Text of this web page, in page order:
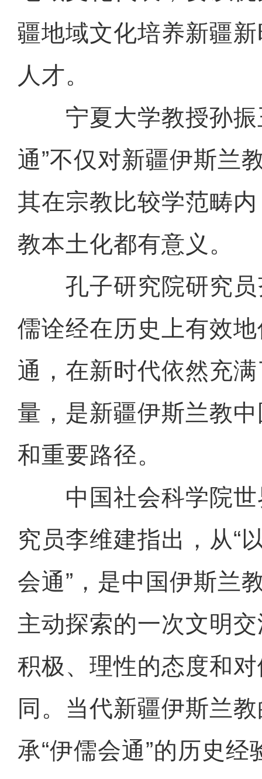
疆地域文化培养新疆新
人才。
宁夏大学教授孙振
通”不仅对新疆伊斯兰
其在宗教比较学范畴
教本土化都有意义。
孔子研究院研究员
儒诠经在历史上有效
通，在新时代依然充
量，是新疆伊斯兰教
和重要路径。
中国社会科学院世
究员李维建指出，从“
会通”，是中国伊斯兰
主动探索的一次文明
积极、理性的态度和
同。当代新疆伊斯兰
承“伊儒会通”的历史